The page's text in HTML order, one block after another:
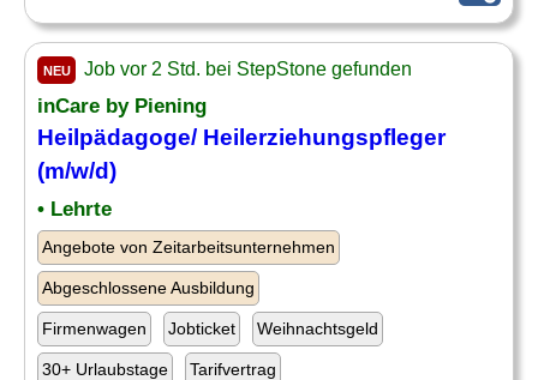
NEU Job vor 2 Std. bei StepStone gefunden
inCare by Piening
Heilpädagoge/ Heilerziehungspfleger
(m/w/d)
• Lehrte
Angebote von Zeitarbeitsunternehmen
Abgeschlossene Ausbildung
Firmenwagen Jobticket Weihnachtsgeld
30+ Urlaubstage Tarifvertrag